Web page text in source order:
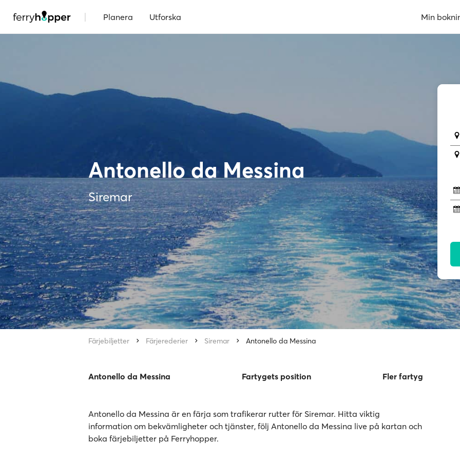
| Planera Utforska Min
Antonello da Messina
Siremar
Färjebiljetter Färjerederier Siremar Antonello da Messina
Antonello da Messina Fartygets position Fler fartyg
Antonello da Messina är en färja som trafikerar rutter för Siremar. Hitta viktig
information om bekvämligheter och tjänster, följ Antonello da Messina live på kartan och
boka färjebiljetter på Ferryhopper.